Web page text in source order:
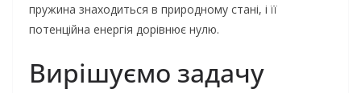
пружина знаходиться в природному стані, і її
потенційна енергія дорівнює нулю.
Вирішуємо задачу